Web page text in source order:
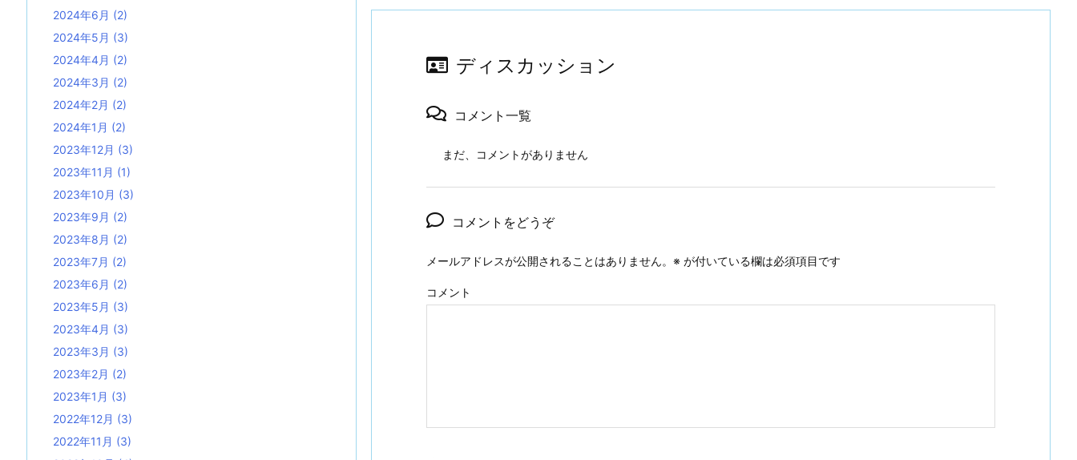
ディスカッション
コメント一覧
まだ、コメントがありません
コメントをどうぞ
メールアドレスが公開されることはありません。 ※ が付いている欄は必須項目です
コメント
2024年6月 (2)
2024年5月 (3)
2024年4月 (2)
2024年3月 (2)
2024年2月 (2)
2024年1月 (2)
2023年12月 (3)
2023年11月 (1)
2023年10月 (3)
2023年9月 (2)
2023年8月 (2)
2023年7月 (2)
2023年6月 (2)
2023年5月 (3)
2023年4月 (3)
2023年3月 (3)
2023年2月 (2)
2023年1月 (3)
2022年12月 (3)
2022年11月 (3)